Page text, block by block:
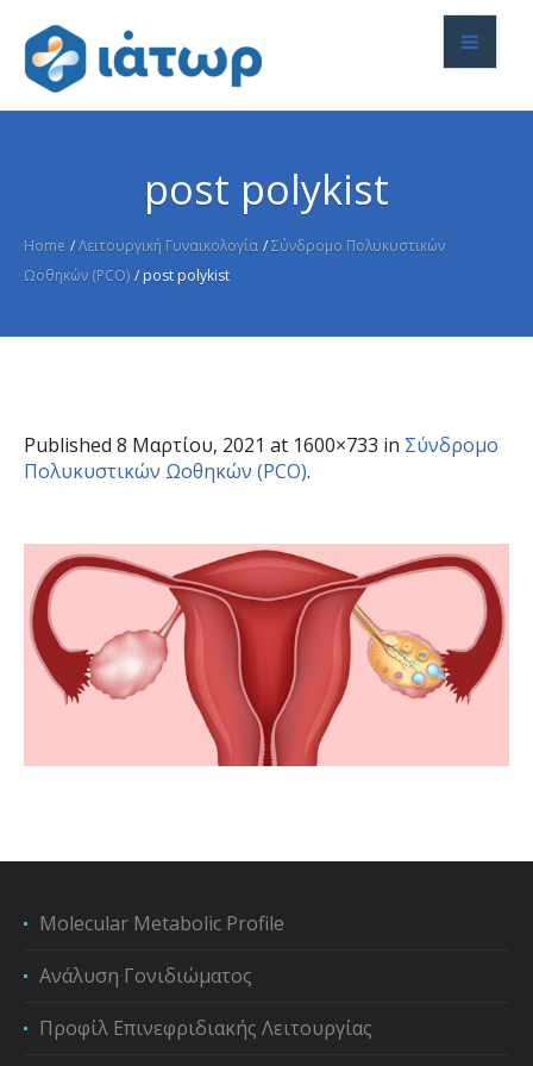
post polykist
Home /Λειτουργική Γυναικολογία /Σύνδρομο Πολυκυστικών
Ωοθηκών (PCO) / post polykist
Published 8 Μαρτίου, 2021 at 1600×733 in Σύνδρομο
Πολυκυστικών Ωοθηκών (PCO).
Molecular Metabolic Profile
Ανάλυση Γονιδιώματος
Προφίλ Επινεφριδιακής Λειτουργίας